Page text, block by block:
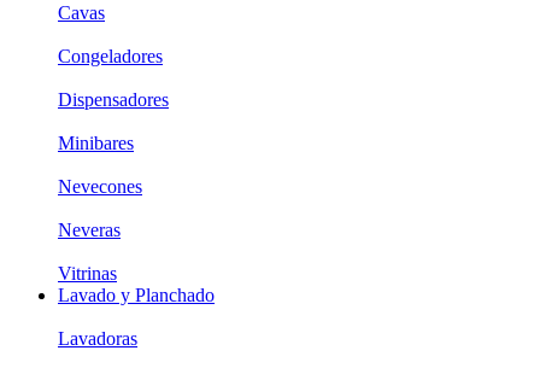
Cavas
Congeladores
Dispensadores
Minibares
Nevecones
Neveras
Vitrinas
Lavado y Planchado
Lavadoras